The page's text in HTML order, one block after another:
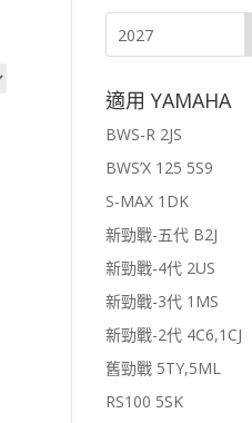
適用 YAMAHA
BWS-R 2JS
BWS’X 125 5S9
S-MAX 1DK
新勁戰-五代 B2J
新勁戰-4代 2US
新勁戰-3代 1MS
新勁戰-2代 4C6,1CJ
舊勁戰 5TY,5ML
RS100 5SK